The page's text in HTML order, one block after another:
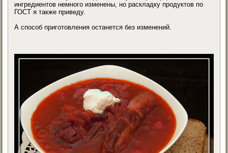
ингредиентов немного изменены, но раскладку продуктов по
ГОСТ я также приведу.
А способ приготовления останется без изменений.